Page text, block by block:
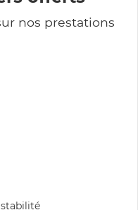
nos prestations